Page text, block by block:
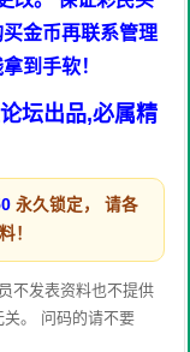
金币再联系管理
到手软！
坛出品,必属精
永久锁定， 请各
！
不发表资料也不提供
。 问码的请不要